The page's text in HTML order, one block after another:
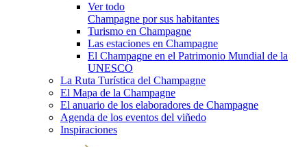
Ver todo
Champagne por sus habitantes
Turismo en Champagne
Las estaciones en Champagne
El Champagne en el Patrimonio Mundial de la
UNESCO
La Ruta Turística del Champagne
El Mapa de la Champagne
El anuario de los elaboradores de Champagne
Agenda de los eventos del viñedo
Inspiraciones